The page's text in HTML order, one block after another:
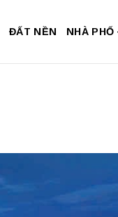
ĐẤT NỀN NHÀ PHỐ